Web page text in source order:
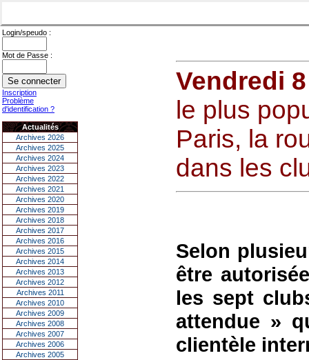
Login/speudo :
Mot de Passe :
Inscription
Problème
d'identification ?
Actualités
Archives 2026
Archives 2025
Archives 2024
Archives 2023
Archives 2022
Archives 2021
Archives 2020
Archives 2019
Archives 2018
Archives 2017
Archives 2016
Archives 2015
Archives 2014
Archives 2013
Archives 2012
Archives 2011
Archives 2010
Archives 2009
Archives 2008
Archives 2007
Archives 2006
Archives 2005
Vendredi
le plus
Paris, la
dans les
Selon
être
les sept
attendue »
clientèle